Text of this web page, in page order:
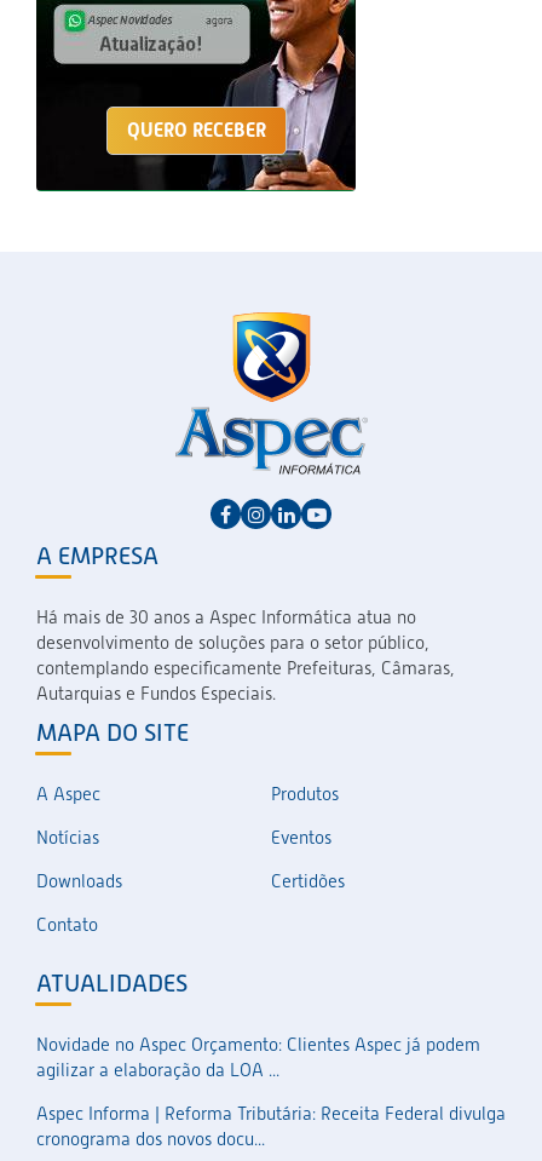
QUERO RECEBER
A EMPRESA
Há mais de 30 anos a Aspec Informática atua no
desenvolvimento de soluções para o setor público,
contemplando especificamente Prefeituras, Câmaras,
Autarquias e Fundos Especiais.
MAPA DO SITE
A Aspec
Produtos
Notícias
Eventos
Downloads
Certidões
Contato
ATUALIDADES
Novidade no Aspec Orçamento: Clientes Aspec já podem
agilizar a elaboração da LOA ...
Aspec Informa | Reforma Tributária: Receita Federal divulga
cronograma dos novos docu...